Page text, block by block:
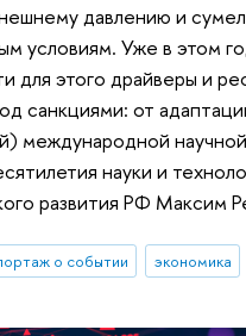
давлению и
условиям. Уже в этом
для этого драйверы и
санкциями: от
международной
науки и
развития РФ Максим
о событии экономика